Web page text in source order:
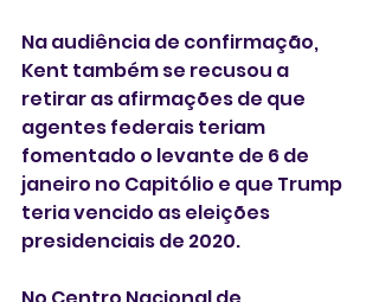
Na audiência de confirmação,
Kent também se recusou a
retirar as afirmações de que
agentes federais teriam
fomentado o levante de 6 de
janeiro no Capitólio e que Trump
teria vencido as eleições
presidenciais de 2020.